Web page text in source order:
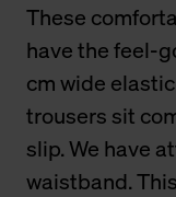
These
have the feel-
cm wide
trousers sit
slip. We have
waistband.